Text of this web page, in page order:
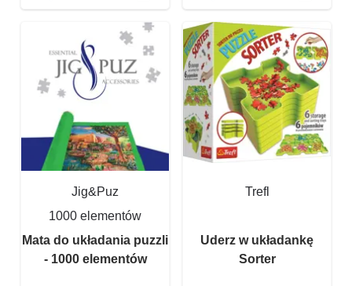
Jig&Puz
1000 elementów
Mata do układania puzzli
- 1000 elementów
Trefl
Uderz w układankę
Sorter